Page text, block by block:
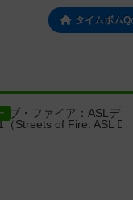
タイムボム